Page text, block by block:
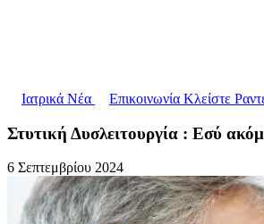
Ιατρικά Νέα Επικοινωνία Κλείστε
Στυτική Δυσλειτουργία : Εσύ
6 Σεπτεμβρίου 2024